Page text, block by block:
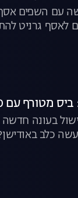
עם השפים
לאסף גרניט
כלב